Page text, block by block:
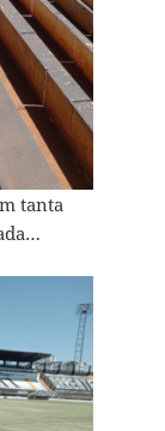
tanta